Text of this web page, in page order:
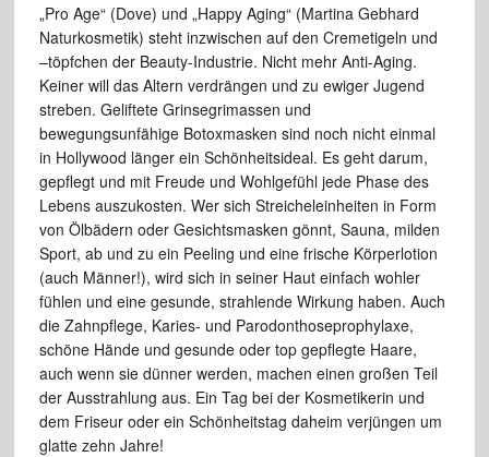
„Pro Age“ (Dove) und „Happy Aging“ (Martina Gebhard
Naturkosmetik) steht inzwischen auf den Cremetigeln und
–töpfchen der Beauty-Industrie. Nicht mehr Anti-Aging.
Keiner will das Altern verdrängen und zu ewiger Jugend
streben. Geliftete Grinsegrimassen und
bewegungsunfähige Botoxmasken sind noch nicht einmal
in Hollywood länger ein Schönheitsideal. Es geht darum,
gepflegt und mit Freude und Wohlgefühl jede Phase des
Lebens auszukosten. Wer sich Streicheleinheiten in Form
von Ölbädern oder Gesichtsmasken gönnt, Sauna, milden
Sport, ab und zu ein Peeling und eine frische Körperlotion
(auch Männer!), wird sich in seiner Haut einfach wohler
fühlen und eine gesunde, strahlende Wirkung haben. Auch
die Zahnpflege, Karies- und Parodonthoseprophylaxe,
schöne Hände und gesunde oder top gepflegte Haare,
auch wenn sie dünner werden, machen einen großen Teil
der Ausstrahlung aus. Ein Tag bei der Kosmetikerin und
dem Friseur oder ein Schönheitstag daheim verjüngen um
glatte zehn Jahre!